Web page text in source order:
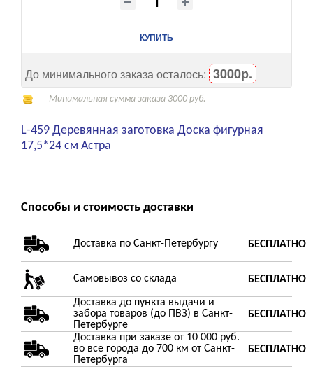
КУПИТЬ
До минимального заказа осталось: 3000р.
Минимальная сумма заказа 3000 руб.
L-459 Деревянная заготовка Доска фигурная
17,5*24 см Астра
Способы и стоимость доставки
Доставка по Санкт-Петербургу БЕСПЛАТНО
Самовывоз со склада БЕСПЛАТНО
Доставка до пункта выдачи и
забора товаров (до ПВЗ) в Санкт-
Петербурге
БЕСПЛАТНО
Доставка при заказе от 10 000 руб.
во все города до 700 км от Санкт-
Петербурга
БЕСПЛАТНО